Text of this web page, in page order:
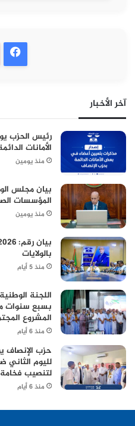
آخر الأخبار
رئيس الحزب
الأمانات
منذ يومين
بيان مجلس
المؤسسات
منذ يومين
بالولايات
منذ 5 أيام
اللجنة
بسبع سنوات
المشروع
منذ 6 أيام
حزب الإنصاف
لليوم الثاني
لتنصيب
منذ 6 أيام